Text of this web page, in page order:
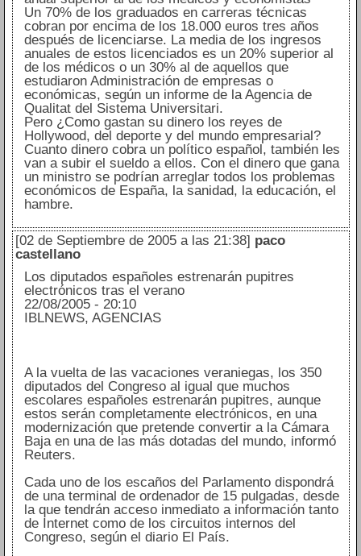
Un 70% de los graduados en carreras técnicas
cobran por encima de los 18.000 euros tres años
después de licenciarse. La media de los ingresos
anuales de estos licenciados es un 20% superior al
de los médicos o un 30% al de aquellos que
estudiaron Administración de empresas o
económicas, según un informe de la Agencia de
Qualitat del Sistema Universitari.
Pero ¿Como gastan su dinero los reyes de
Hollywood, del deporte y del mundo empresarial?
Cuanto dinero cobra un político español, también les
van a subir el sueldo a ellos. Con el dinero que gana
un ministro se podrían arreglar todos los problemas
económicos de España, la sanidad, la educación, el
hambre.
[02 de Septiembre de 2005 a las 21:38] paco
castellano
Los diputados españoles estrenarán pupitres
electrónicos tras el verano
22/08/2005 - 20:10
IBLNEWS, AGENCIAS
A la vuelta de las vacaciones veraniegas, los 350
diputados del Congreso al igual que muchos
escolares españoles estrenarán pupitres, aunque
estos serán completamente electrónicos, en una
modernización que pretende convertir a la Cámara
Baja en una de las más dotadas del mundo, informó
Reuters.
Cada uno de los escaños del Parlamento dispondrá
de una terminal de ordenador de 15 pulgadas, desde
la que tendrán acceso inmediato a información tanto
de Internet como de los circuitos internos del
Congreso, según el diario El País.